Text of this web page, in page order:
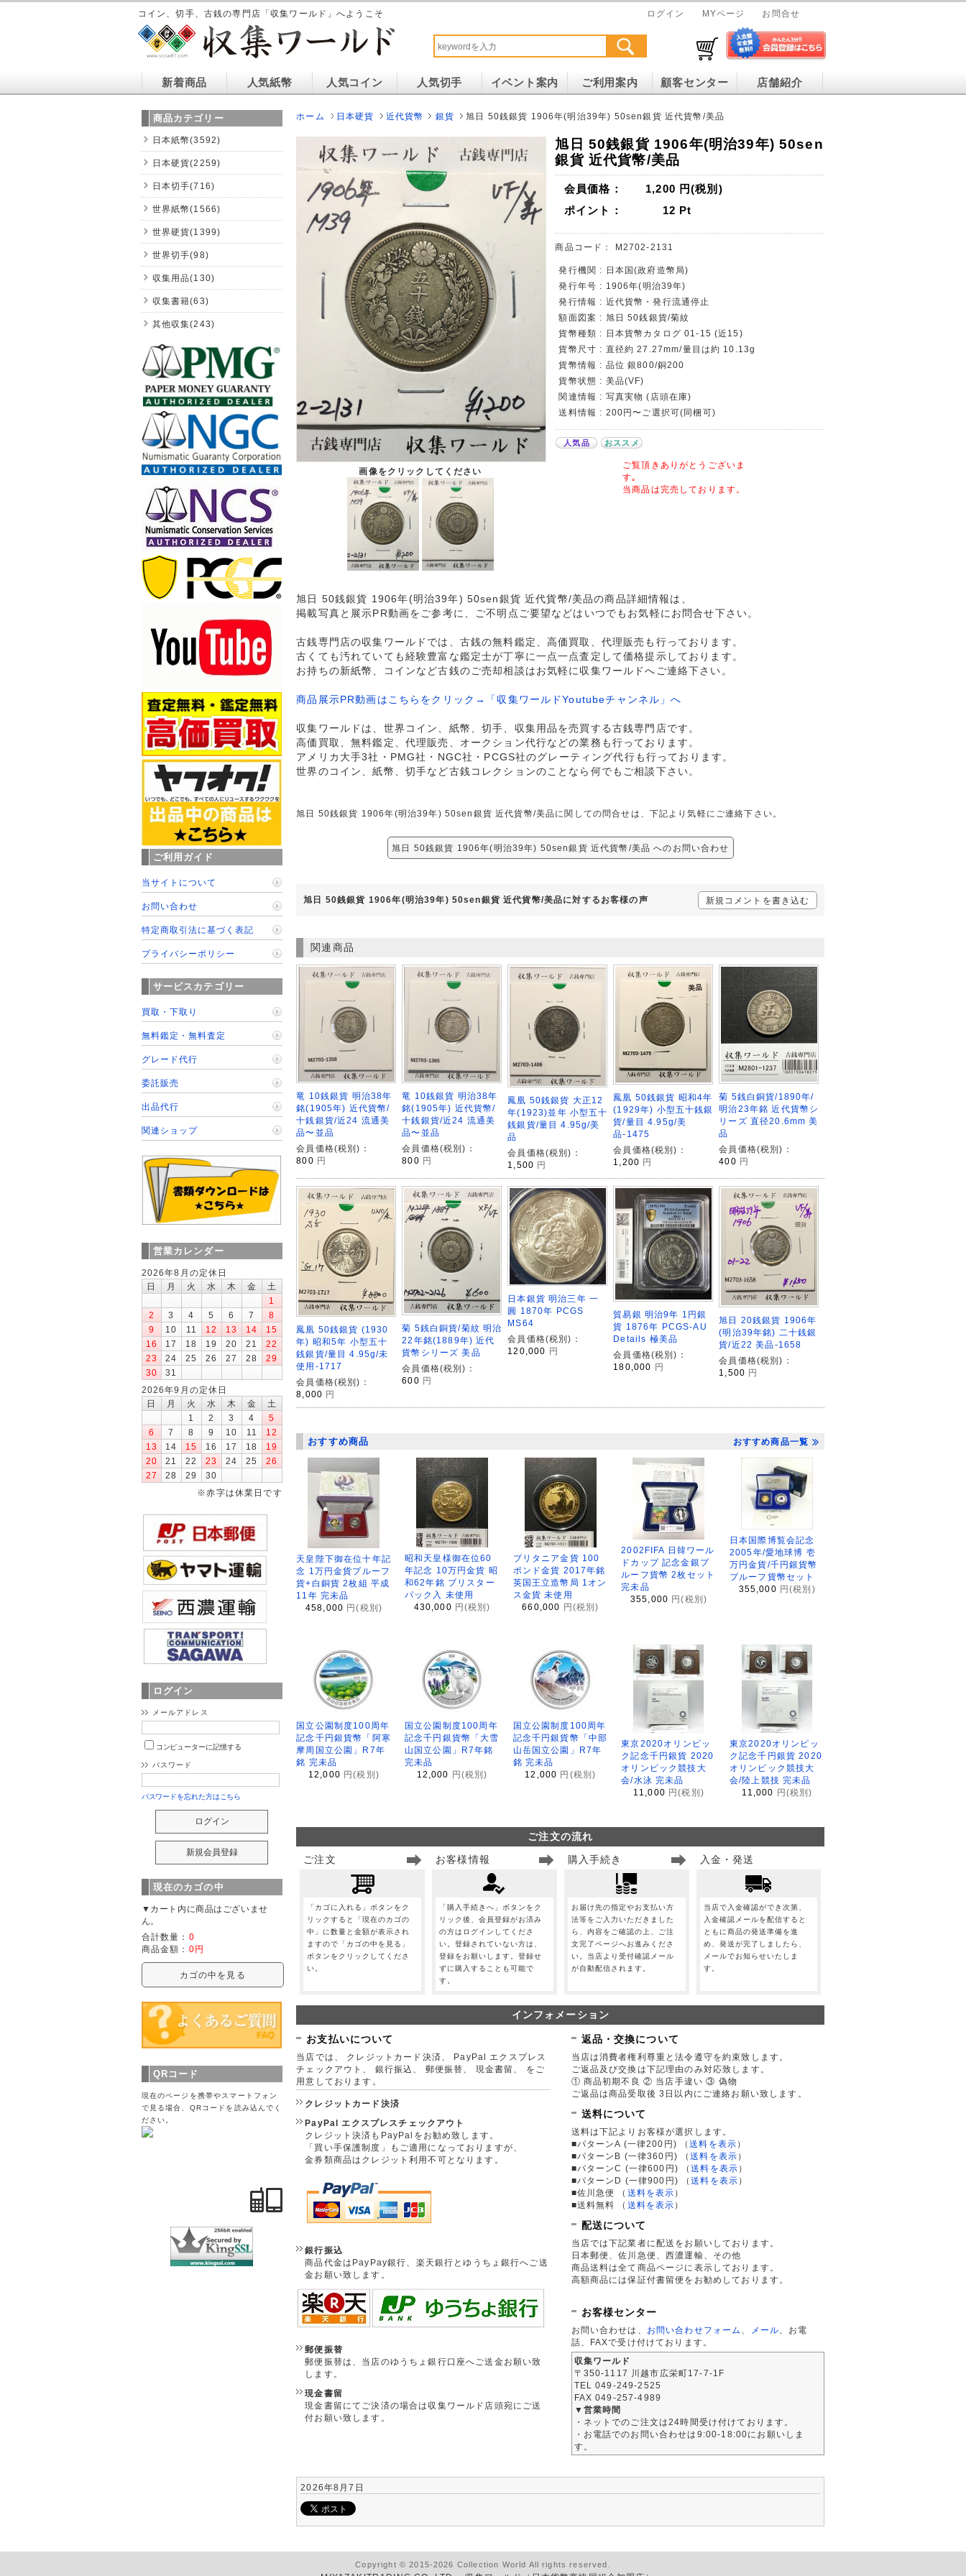
コイン、切手、古銭の専門店「収集ワールド」へようこそ ログイン MYページ お問合せ
新着商品 人気紙幣 人気コイン 人気切手 イベント案内 ご利用案内 顧客センター 店舗紹介
ホーム 日本硬貨 近代貨幣 銀貨 旭日 50銭銀貨 1906年(明治39年) 50sen銀貨 近代貨幣/美品
画像をクリックしてください
旭日 50銭銀貨 1906年(明治39年) 50sen
銀貨 近代貨幣/美品
会員価格： 1,200 円(税別)
ポイント：
12 Pt
商品コード： M2702-2131
発行機関 : 日本国(政府造幣局)
発行年号 : 1906年(明治39年)
発行情報 : 近代貨幣・発行流通停止
額面図案 : 旭日 50銭銀貨/菊紋
貨幣種類 : 日本貨幣カタログ 01-15 (近15)
貨幣尺寸 : 直径約 27.27mm/量目は約 10.13g
貨幣情報 : 品位 銀800/銅200
貨幣状態 : 美品(VF)
関連情報 : 写真実物 (店頭在庫)
送料情報 : 200円〜ご選択可(同梱可)
人気品 おススメ
ご覧頂きありがとうございま
す｡
当商品は完売しております。
旭日 50銭銀貨 1906年(明治39年) 50sen銀貨 近代貨幣/美品の商品詳細情報は、
掲載写真と展示PR動画をご参考に、ご不明点ご要望などはいつでもお気軽にお問合せ下さい。
古銭専門店の収集ワールドでは、古銭の無料鑑定、高価買取、代理販売も行っております。
古くても汚れていても経験豊富な鑑定士が丁寧に一点一点査定して価格提示しております。
お持ちの新紙幣、コインなど古銭のご売却相談はお気軽に収集ワールドへご連絡下さい。
商品展示PR動画はこちらをクリック→「収集ワールドYoutubeチャンネル」へ
収集ワールドは、世界コイン、紙幣、切手、収集用品を売買する古銭専門店です。
高価買取、無料鑑定、代理販売、オークション代行などの業務も行っております。
アメリカ大手3社・PMG社・NGC社・PCGS社のグレーティング代行も行っております。
世界のコイン、紙幣、切手など古銭コレクションのことなら何でもご相談下さい。
旭日 50銭銀貨 1906年(明治39年) 50sen銀貨 近代貨幣/美品に関しての問合せは、下記より気軽にご連絡下さい。
旭日 50銭銀貨 1906年(明治39年) 50sen銀貨 近代貨幣/美品 へのお問い合わせ
旭日 50銭銀貨 1906年(明治39年) 50sen銀貨 近代貨幣/美品に対するお客様の声 新規コメントを書き込む
関連商品
竜 10銭銀貨 明治38年
銘(1905年) 近代貨幣/
十銭銀貨/近24 流通美
品〜並品
会員価格(税別)：
800 円
竜 10銭銀貨 明治38年
銘(1905年) 近代貨幣/
十銭銀貨/近24 流通美
品〜並品
会員価格(税別)：
800 円
鳳凰 50銭銀貨 大正12
年(1923)並年 小型五十
銭銀貨/量目 4.95g/美
品
会員価格(税別)：
1,500 円
鳳凰 50銭銀貨 昭和4年
(1929年) 小型五十銭銀
貨/量目 4.95g/美
品-1475
会員価格(税別)：
1,200 円
菊 5銭白銅貨/1890年/
明治23年銘 近代貨幣シ
リーズ 直径20.6mm 美
品
会員価格(税別)：
400 円
鳳凰 50銭銀貨 (1930
年) 昭和5年 小型五十
銭銀貨/量目 4.95g/未
使用-1717
会員価格(税別)：
8,000 円
菊 5銭白銅貨/菊紋 明治
22年銘(1889年) 近代
貨幣シリーズ 美品
会員価格(税別)：
600 円
日本銀貨 明治三年 一
圓 1870年 PCGS
MS64
会員価格(税別)：
120,000
円
貿易銀 明治9年 1円銀
貨 1876年 PCGS-AU
Details 極美品
会員価格(税別)：
180,000 円
旭日 20銭銀貨 1906年
(明治39年銘) 二十銭銀
貨/近22 美品-1658
会員価格(税別)：
1,500 円
おすすめ商品 おすすめ商品一覧
天皇陛下御在位十年記
念 1万円金貨プルーフ
貨+白銅貨 2枚組 平成
11年 完未品
458,000 円(税別)
昭和天皇様御在位60
年記念 10万円金貨 昭
和62年銘 ブリスター
パック入 未使用
430,000 円(税別)
ブリタニア金貨 100
ポンド金貨 2017年銘
英国王立造幣局 1オン
ス金貨 未使用
660,000 円(税別)
2002FIFA 日韓ワール
ドカップ 記念金銀プ
ルーフ貨幣 2枚セット
完未品
355,000 円(税別)
日本国際博覧会記念
2005年/愛地球博 壱
万円金貨/千円銀貨幣
プルーフ貨幣セット
355,000 円(税別)
国立公園制度100周年
記念千円銀貨幣「阿寒
摩周国立公園」R7年
銘 完未品
12,000 円(税別)
国立公園制度100周年
記念千円銀貨幣「大雪
山国立公園」R7年銘
完未品
12,000
円(税別)
国立公園制度100周年
記念千円銀貨幣「中部
山岳国立公園」R7年
銘 完未品
12,000 円(税別)
東京2020オリンピッ
ク記念千円銀貨 2020
オリンピック競技大
会/水泳 完未品
11,000 円(税別)
東京2020オリンピッ
ク記念千円銀貨 2020
オリンピック競技大
会/陸上競技 完未品
11,000
円(税別)
ご注文の流れ
ご注文
「カゴに入れる」ボタンをク
リックすると「現在のカゴの
中」に数量と金額が表示され
ますので「カゴの中を見る」
ボタンをクリックしてくださ
い。
お客様情報
「購入手続きへ」ボタンをク
リック後、会員登録がお済み
の方はログインしてくださ
い。登録されていない方は、
登録をお願いします。登録せ
ずに購入することも可能で
す。
購入手続き
お届け先の指定やお支払い方
法等をご入力いただきました
ら、内容をご確認の上、ご注
文完了ページへお進みくださ
い。当店より受付確認メール
が自動配信されます。
入金・発送
当店で入金確認ができ次第、
入金確認メールを配信すると
ともに商品の発送準備を進
め、発送が完了しましたら、
メールでお知らせいたしま
す。
インフォメーション
お支払いについて
当店では、 クレジットカード決済、 PayPal エクスプレス
チェックアウト、 銀行振込、 郵便振替、 現金書留、 をご
用意しております。
クレジットカード決済
PayPal エクスプレスチェックアウト
クレジット決済もPayPalをお勧め致します。
「買い手保護制度」もご適用になっておりますが、
金券類商品はクレジット利用不可となります。
銀行振込
商品代金はPayPay銀行、楽天銀行とゆうちょ銀行へご送
金お願い致します。
郵便振替
郵便振替は、当店のゆうちょ銀行口座へご送金お願い致
します。
現金書留
現金書留にてご決済の場合は収集ワールド店頭宛にご送
付お願い致します。
返品・交換について
当店は消費者権利尊重と法令遵守を約束致します。
ご返品及び交換は下記理由のみ対応致します。
① 商品初期不良 ② 当店手違い ③ 偽物
ご返品は商品受取後 3日以内にご連絡お願い致します。
送料について
送料は下記よりお客様が選択します。
■パターンA (一律200円)
（送料を表示 ）
■パターンB (一律360円)
（送料を表示 ）
■パターンC (一律600円)
（送料を表示 ）
■パターンD (一律900円)
（送料を表示 ）
■佐川急便
（ 送料を表示 ）
■送料無料
（ 送料を表示 ）
配送について
当店では下記業者に配送をお願いしております。
日本郵便、佐川急便、西濃運輸、その他
商品送料は全て商品ページに表示しております。
高額商品には保証付書留便をお勧めしております。
お客様センター
お問い合わせは、 お問い合わせフォーム メール 、お電
話、FAXで受け付けております。
収集ワールド
〒350-1117 川越市広栄町17-7-1F
TEL 049-249-2525
FAX 049-257-4989
▼営業時間
・ネットでのご注文は24時間受け付けております。
・お電話でのお問い合わせは9:00-18:00にお願いしま
す。
2026年8月7日
商品カテゴリー
日本紙幣(3592)
日本硬貨(2259)
日本切手(716)
世界紙幣(1566)
世界硬貨(1399)
世界切手(98)
収集用品(130)
収集書籍(63)
其他収集(243)
ご利用ガイド
当サイトについて
お問い合わせ
特定商取引法に基づく表記
プライバシーポリシー
サービスカテゴリー
買取・下取り
無料鑑定・無料査定
グレード代行
委託販売
出品代行
関連ショップ
営業カレンダー
2026年8月の定休日
日
月 火 水 木 金
土
1
2
3 4 5 6 7
8
9
10 11 12 13 14
15
16
17 18 19 20 21
22
23
24 25 26 27 28
29
30
31
2026年9月の定休日
日
月 火 水 木 金
土
1
2 3 4
5
6
7 8 9 10 11
12
13
14 15 16 17 18
19
20
21 22 23 24 25
26
27
28 29
30
※赤字は休業日です
ログイン
メールアドレス
コンピューターに記憶する
パスワード
パスワードを忘れた方はこちら
現在のカゴの中
▼カート内に商品はございませ
ん。
合計数量： 0
商品金額： 0円
カゴの中を見る
QRコード
現在のページを携帯やスマートフォン
で見る場合、QRコードを読み込んでく
ださい。
Copyright © 2015-2026 Collection World All rights reserved.